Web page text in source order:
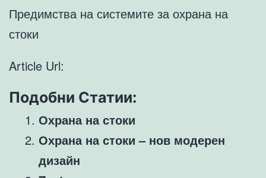
Предимства на системите за охрана на
стоки
Article Url:
Подобни Статии:
Охрана на стоки
Охрана на стоки – нов модерен
дизайн